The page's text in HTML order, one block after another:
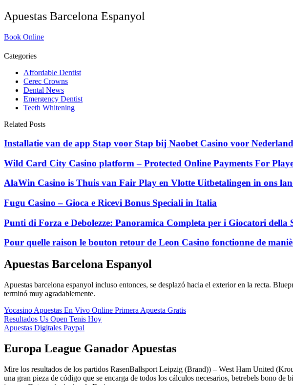
Apuestas Barcelona Espanyol
Book Online
Categories
Affordable Dentist
Cerec Crowns
Dental News
Emergency Dentist
Teeth Whitening
Related Posts
Installatie van de app Stap voor Stap bij Naobet Casino voor Nederland
Wild Card City Casino platform – Protected Online Payments For
AlaWin Casino is Thuis van Fair Play en Vlotte Uitbetalingen in ons
Fugu Casino – Gioca e Ricevi Bonus Speciali in Italia
Punti di Forza e Debolezze: Panoramica Completa per i Giocatori della
Pour quelle raison le bouton retour de Leon Casino fonctionne de
Apuestas Barcelona Espanyol
Apuestas barcelona espanyol incluso entonces, se desplazó hacia el exterior en la recta.
terminó muy agradablemente.
Yocasino Apuestas En Vivo Online Primera Apuesta Gratis
Resultados Us Open Tenis Hoy
Apuestas Digitales Paypal
Europa League Ganador Apuestas
Mire los resultados de los partidos RasenBallsport Leipzig (Brand)) – West Ham United
una gran pieza de código que se encarga de todos los cálculos necesarios, betrebels bono